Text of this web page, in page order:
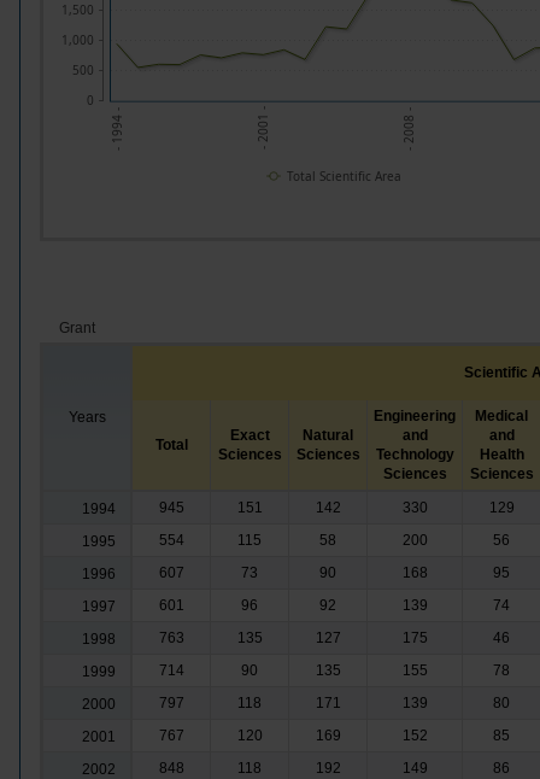
- 1994 - - 2001 - - 2008 -
0
500
1,000
1,500
Total Scientific Area
Grant
Years
Scientific
Total
Exact
Sciences
Natural
Sciences
Engineering
and
Technology
Sciences
Medical
and
Health
Sciences
1994 945 151 142 330
129
1995
554 115 58 200
56
1996
607 73 90 168
95
1997
601 96 92 139
74
1998
763 135 127 175
46
1999
714 90 135 155
78
2000
797 118 171 139
80
2001
767 120 169 152
85
2002
848 118 192 149
86